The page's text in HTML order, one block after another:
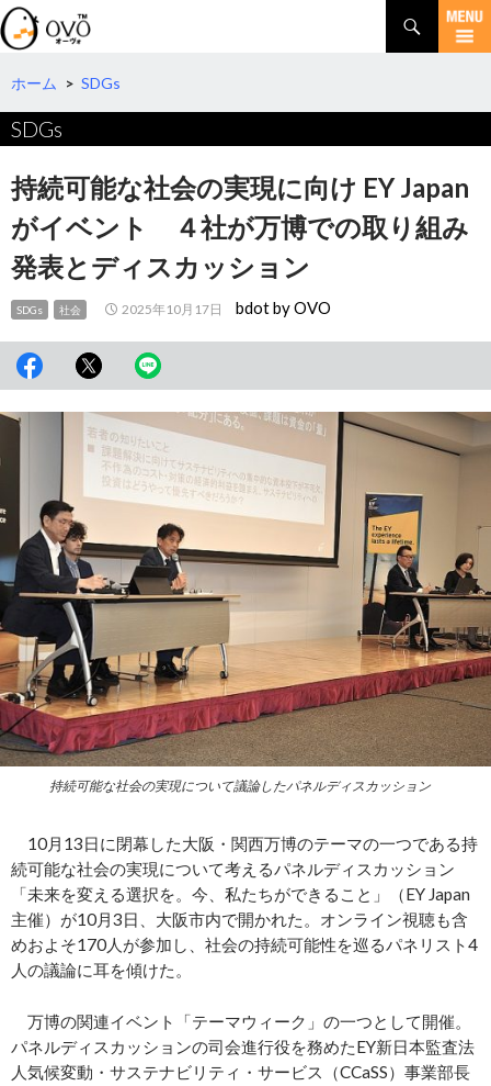
検
索
コ
テ
ツ
へ
動
ホーム > SDGs
SDGs
持続可能な社会の実現に向け EY Japan
がイベント ４社が万博での取り組み
発表とディスカッション
SDGs 社会 2025年10月17日 bdot by OVO
持続可能な社会の実現について議論したパネルディスカッション
10月13日に閉幕した大阪・関西万博のテーマの一つである持
続可能な社会の実現について考えるパネルディスカッション
「未来を変える選択を。今、私たちができること」（EY Japan
主催）が10月3日、大阪市内で開かれた。オンライン視聴も含
めおよそ170人が参加し、社会の持続可能性を巡るパネリスト4
人の議論に耳を傾けた。
万博の関連イベント「テーマウィーク」の一つとして開催。
パネルディスカッションの司会進行役を務めたEY新日本監査法
人気候変動・サステナビリティ・サービス（CCaSS）事業部長